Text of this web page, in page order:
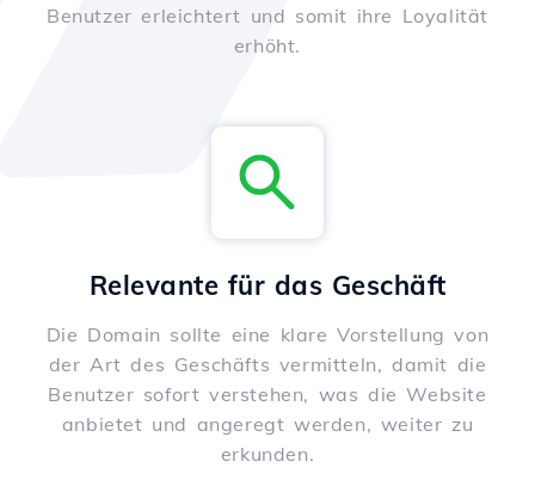
Benutzer erleichtert und somit ihre Loyalität
erhöht.
Relevante für das Geschäft
Die Domain sollte eine klare Vorstellung von
der Art des Geschäfts vermitteln, damit die
Benutzer sofort verstehen, was die Website
anbietet und angeregt werden, weiter zu
erkunden.